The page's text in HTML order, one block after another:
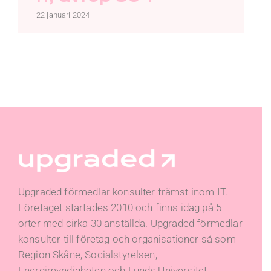
22 januari 2024
Upgraded förmedlar konsulter främst inom IT.
Företaget startades 2010 och finns idag på 5
orter med cirka 30 anställda. Upgraded förmedlar
konsulter till företag och organisationer så som
Region Skåne, Socialstyrelsen,